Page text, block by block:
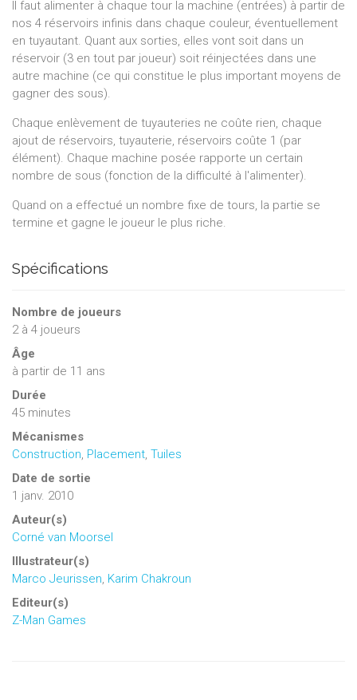
Il faut alimenter à chaque tour la machine (entrées) à partir de
nos 4 réservoirs infinis dans chaque couleur, éventuellement
en tuyautant. Quant aux sorties, elles vont soit dans un
réservoir (3 en tout par joueur) soit réinjectées dans une
autre machine (ce qui constitue le plus important moyens de
gagner des sous).
Chaque enlèvement de tuyauteries ne coûte rien, chaque
ajout de réservoirs, tuyauterie, réservoirs coûte 1 (par
élément). Chaque machine posée rapporte un certain
nombre de sous (fonction de la difficulté à l'alimenter).
Quand on a effectué un nombre fixe de tours, la partie se
termine et gagne le joueur le plus riche.
Spécifications
Nombre de joueurs
2à 4 joueurs
Âge
à partir de 11 ans
Durée
45 minutes
Mécanismes
Construction, Placement, Tuiles
Date de sortie
1 janv. 2010
Auteur(s)
Corné van Moorsel
Illustrateur(s)
Marco Jeurissen, Karim Chakroun
Editeur(s)
Z-Man Games